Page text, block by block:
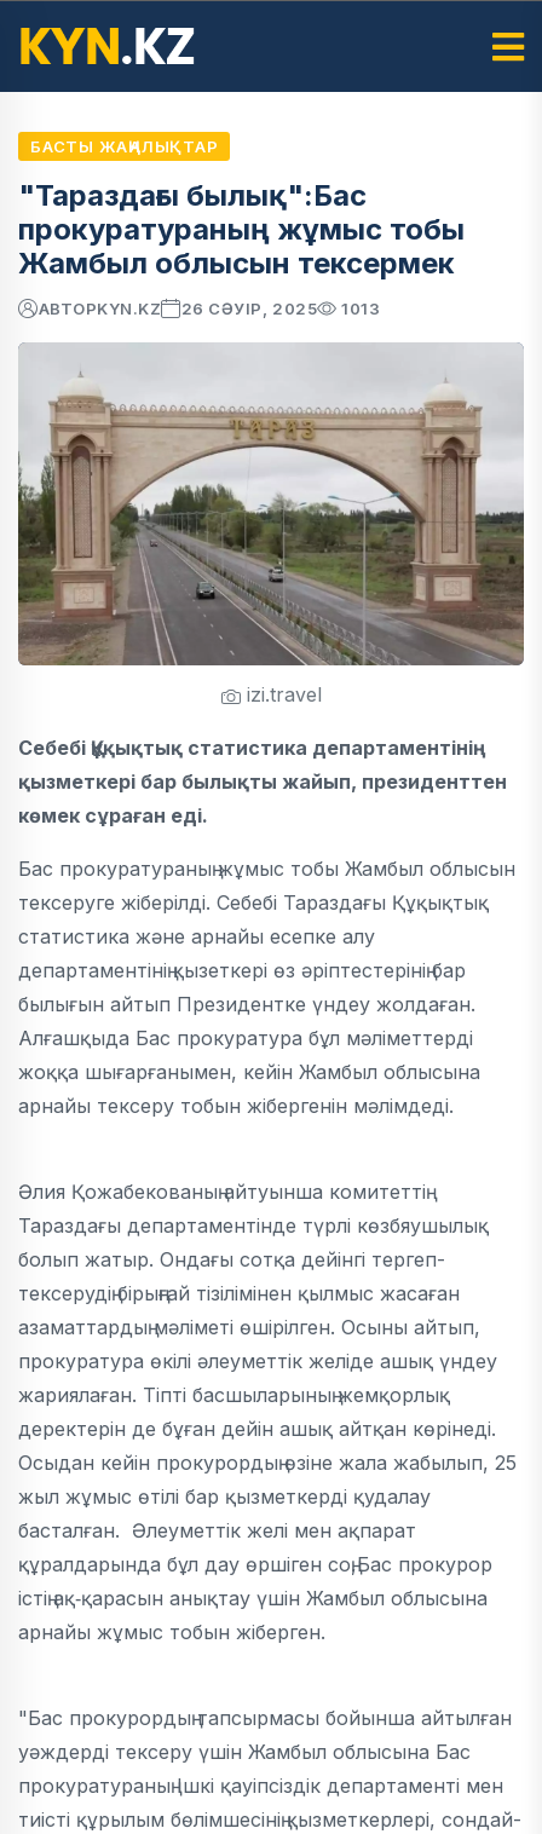
БАСТЫ ЖАҢАЛЫҚТАР
"Тараздағы былық":Бас
прокуратураның жұмыс тобы
Жамбыл облысын тексермек
АВТОРKYN.KZ 26 СӘУІР, 2025 1013
izi.travel
Себебі Құқықтық статистика департаментінің
қызметкері бар былықты жайып, президенттен
көмек сұраған еді.
Бас прокуратураның жұмыс тобы Жамбыл облысын
тексеруге жіберілді. Себебі Тараздағы Құқықтық
статистика және арнайы есепке алу
департаментінің қызеткері өз әріптестерінің бар
былығын айтып Президентке үндеу жолдаған.
Алғашқыда Бас прокуратура бұл мәліметтерді
жоққа шығарғанымен, кейін Жамбыл облысына
арнайы тексеру тобын жібергенін мәлімдеді.
Әлия Қожабекованың айтуынша комитеттің
Тараздағы департаментінде түрлі көзбяушылық
болып жатыр. Ондағы сотқа дейінгі тергеп-
тексерудің бірыңғай тізілімінен қылмыс жасаған
азаматтардың мәліметі өшірілген. Осыны айтып,
прокуратура өкілі әлеуметтік желіде ашық үндеу
жариялаған. Тіпті басшыларының жемқорлық
деректерін де бұған дейін ашық айтқан көрінеді.
Осыдан кейін прокурордың өзіне жала жабылып, 25
жыл жұмыс өтілі бар қызметкерді қудалау
басталған. Әлеуметтік желі мен ақпарат
құралдарында бұл дау өршіген соң,Бас прокурор
істің ақ‑қарасын анықтау үшін Жамбыл облысына
арнайы жұмыс тобын жіберген.
"Бас прокурордың тапсырмасы бойынша айтылған
уәждерді тексеру үшін Жамбыл облысына Бас
прокуратураның Ішкі қауіпсіздік департаменті мен
тиісті құрылым бөлімшесінің қызметкерлері, сондай-